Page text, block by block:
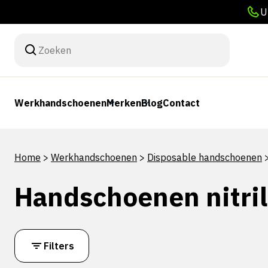
WerkhandschoenenMerkenBlogContact
Home > Werkhandschoenen > Disposable handschoenen
Handschoenen nitril
Filters